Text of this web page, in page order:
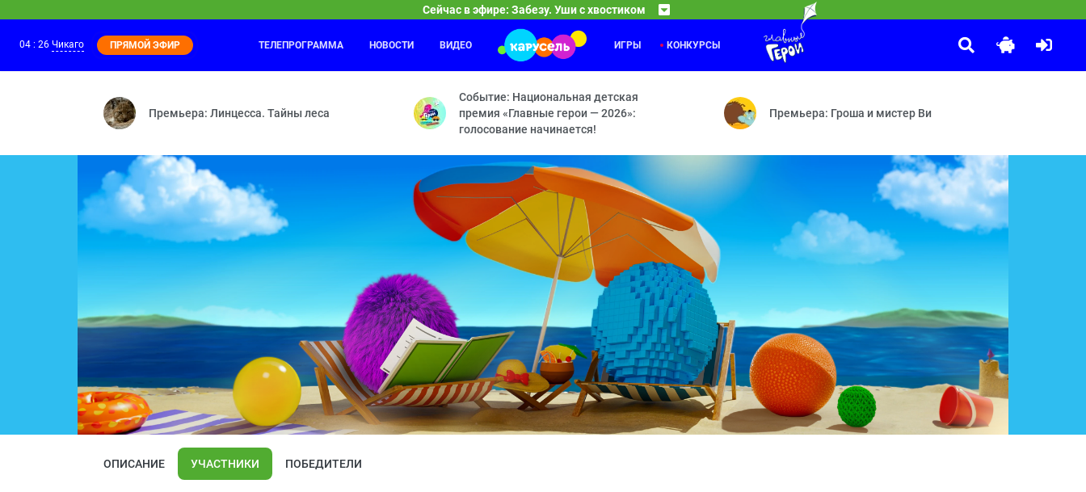
Сейчас в эфире: Забезу. Уши с хвостиком
Забезу. Уши с хвостиком
Зайка или обезьянка — Настоящая звёздочка — Яблоки и бананы — Хочу летать — Заколдованная шляпа —
04 : 26 Чикаго ПРЯМОЙ ЭФИР ТЕЛЕПРОГРАММА НОВОСТИ ВИДЕО ИГРЫ КОНКУРСЫ
Премьера: Линцесса. Тайны леса
Событие: Национальная детская
премия «Главные герои — 2026»:
голосование начинается!
Премьера: Гроша и мистер Ви
ОПИСАНИЕ УЧАСТНИКИ ПОБЕДИТЕЛИ